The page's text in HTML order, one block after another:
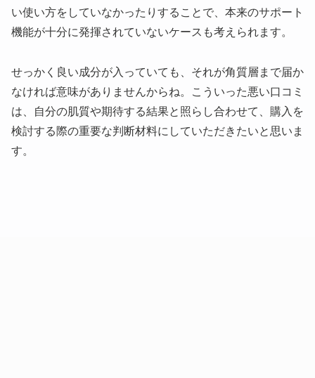
い使い方をしていなかったりすることで、本来のサポート
機能が十分に発揮されていないケースも考えられます。
せっかく良い成分が入っていても、それが角質層まで届か
なければ意味がありませんからね。こういった悪い口コミ
は、自分の肌質や期待する結果と照らし合わせて、購入を
検討する際の重要な判断材料にしていただきたいと思いま
す。